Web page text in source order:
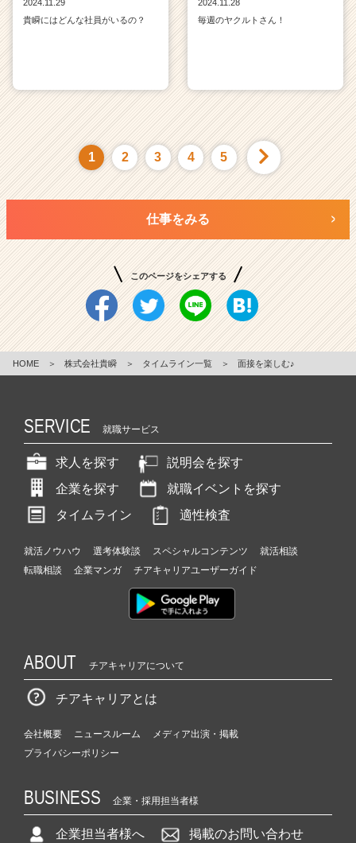
2024.11.29
貴瞬にはどんな社員がいるの？
2024.11.28
毎週のヤクルトさん！
1 2 3 4 5
仕事をみる
このページをシェアする
HOME ＞ 株式会社貴瞬 ＞ タイムライン一覧 ＞ 面接を楽しむ♪
SERVICE 就職サービス
求人を探す
説明会を探す
企業を探す
就職イベントを探す
タイムライン
適性検査
就活ノウハウ 選考体験談 スペシャルコンテンツ
就活相談
転職相談
企業マンガ チアキャリアユーザーガイド
ABOUT チアキャリアについて
チアキャリアとは
会社概要 ニュースルーム
メディア出演・掲載
プライバシーポリシー
BUSINESS 企業・採用担当者様
企業担当者様へ 掲載のお問い合わせ